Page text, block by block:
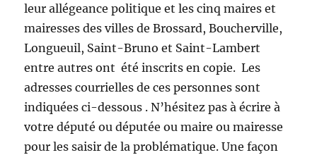
leur allégeance politique et les cinq maires et
mairesses des villes de Brossard, Boucherville,
Longueuil, Saint-Bruno et Saint-Lambert
entre autres ont été inscrits en copie. Les
adresses courrielles de ces personnes sont
indiquées ci-dessous . N’hésitez pas à écrire à
votre député ou députée ou maire ou mairesse
pour les saisir de la problématique. Une façon